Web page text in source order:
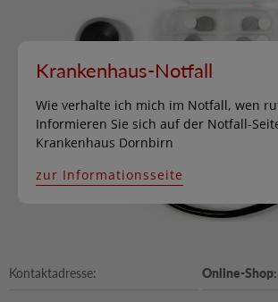
Krankenhaus-Notfall
Wie verhalte ich mich im Notfall, wen
Informieren Sie sich auf der Notfall-
Krankenhaus Dornbirn
zur Informationsseite
Kontaktadresse: Online-Shop: